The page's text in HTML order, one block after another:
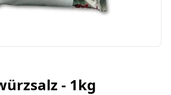
- 1kg